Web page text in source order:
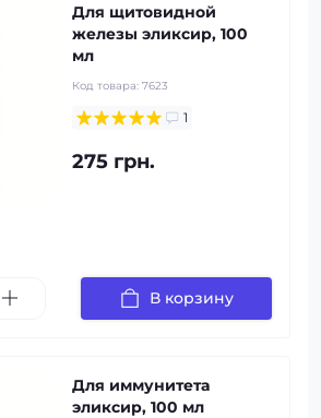
Для щитовидной
железы эликсир, 100
мл
Код товара: 7623
1
275 грн.
В корзину
Для иммунитета
эликсир, 100 мл